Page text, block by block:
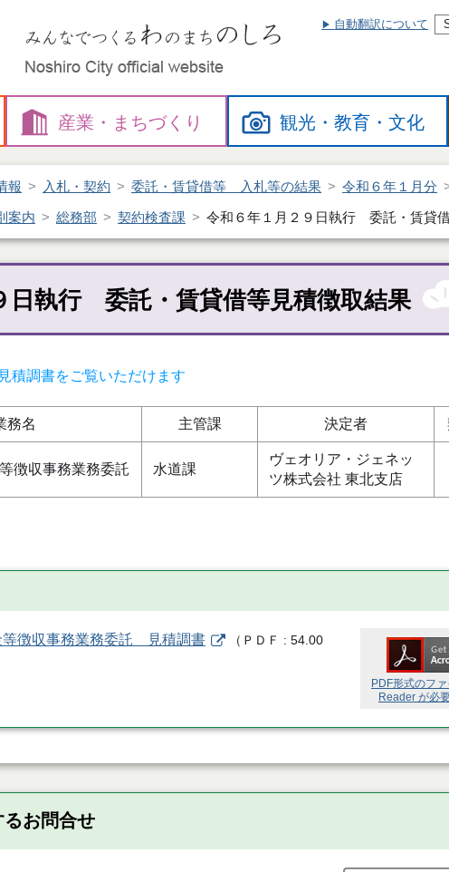
自動翻訳について
産業・ まちづくり 観光・教育・文化
報 入札・契約 委託・賃貸借等 入札等の結果 令和６年１月分
案内 総務部 契約検査課 令和６年１月２９日執行 委託・賃貸
日執行 委託・賃貸借等見積徴取結果
積調書をご覧いただけます
務名 主管課 決定者
徴収事務業務委託 水道課
ヴェオリア・ジェネッ
ツ株式会社 東北支店
PDF形式のフ
Reader が必
徴収事務業務委託 見積調書 （ ＰＤＦ
54.00
お問合せ